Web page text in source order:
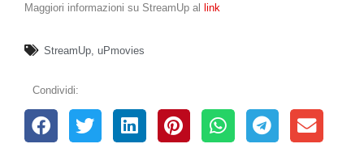
Maggiori informazioni su StreamUp al link
StreamUp uPmovies
Condividi: